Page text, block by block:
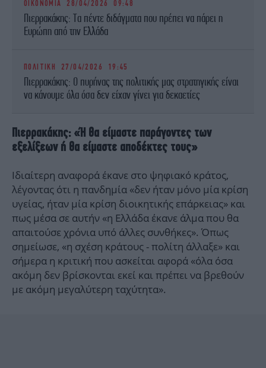
ΟΙΚΟΝΟΜΙΑ 28/04/2026 09:48
Πιερρακάκης: Τα πέντε διδάγματα που πρέπει να πάρει η
Ευρώπη από την Ελλάδα
ΠΟΛΙΤΙΚΗ 27/04/2026 19:45
Πιερρακάκης: Ο πυρήνας της πολιτικής μας στρατηγικής είναι
να κάνουμε όλα όσα δεν είχαν γίνει για δεκαετίες
Πιερρακάκης: «Ή θα είμαστε παράγοντες των
εξελίξεων ή θα είμαστε αποδέκτες τους»
Ιδιαίτερη αναφορά έκανε στο ψηφιακό κράτος,
λέγοντας ότι η πανδημία «δεν ήταν μόνο μία κρίση
υγείας, ήταν μία κρίση διοικητικής επάρκειας» και
πως μέσα σε αυτήν «η Ελλάδα έκανε άλμα που θα
απαιτούσε χρόνια υπό άλλες συνθήκες». Όπως
σημείωσε, «η σχέση κράτους - πολίτη άλλαξε» και
σήμερα η κριτική που ασκείται αφορά «όλα όσα
ακόμη δεν βρίσκονται εκεί και πρέπει να βρεθούν
με ακόμη μεγαλύτερη ταχύτητα».